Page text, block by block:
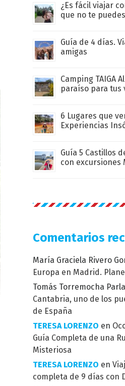
¿Es fácil viajar
que no te
Guía de 4 días.
amigas
Camping TAIGA
paraíso para tus
6 Lugares que
Experiencias
Guía 5 Castillos
con excursiones
Comentarios
María Graciela Rivero
Europa en Madrid.
Tomás Torremocha Parla
Cantabria, uno de los
de España
TERESA LORENZO en
Guía Completa de una
Misteriosa
TERESA LORENZO en
completa de 9 días con